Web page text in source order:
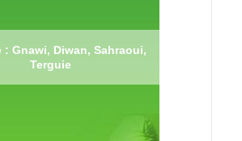
: Gnawi, Diwan, Sahraoui,
Terguie